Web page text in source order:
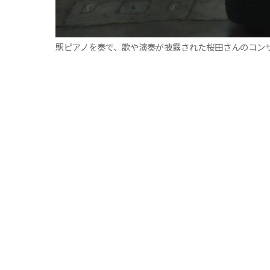
駅ピアノを奏で、歌や演奏が披露された桜田さんのコン